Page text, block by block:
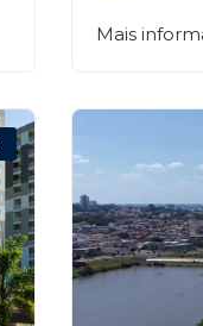
Mais